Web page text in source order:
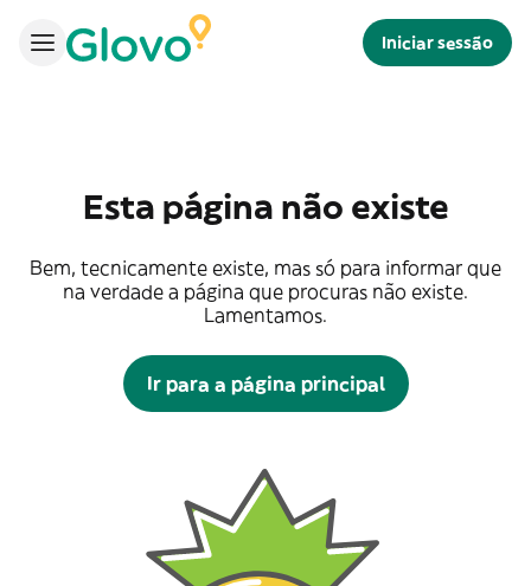
Iniciar sessão
Esta página não existe
Bem, tecnicamente existe, mas só para informar que
na verdade a página que procuras não existe.
Lamentamos.
Ir para a página principal